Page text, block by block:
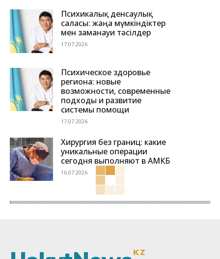
Психикалық денсаулық
саласы: жаңа мүмкіндіктер
мен заманауи тәсілдер
17.07.2026
Психическое здоровье
региона: новые
возможности, современные
подходы и развитие
системы помощи
17.07.2026
Хирургия без границ: какие
уникальные операции
сегодня выполняют в АМКБ
16.07.2026
KZ